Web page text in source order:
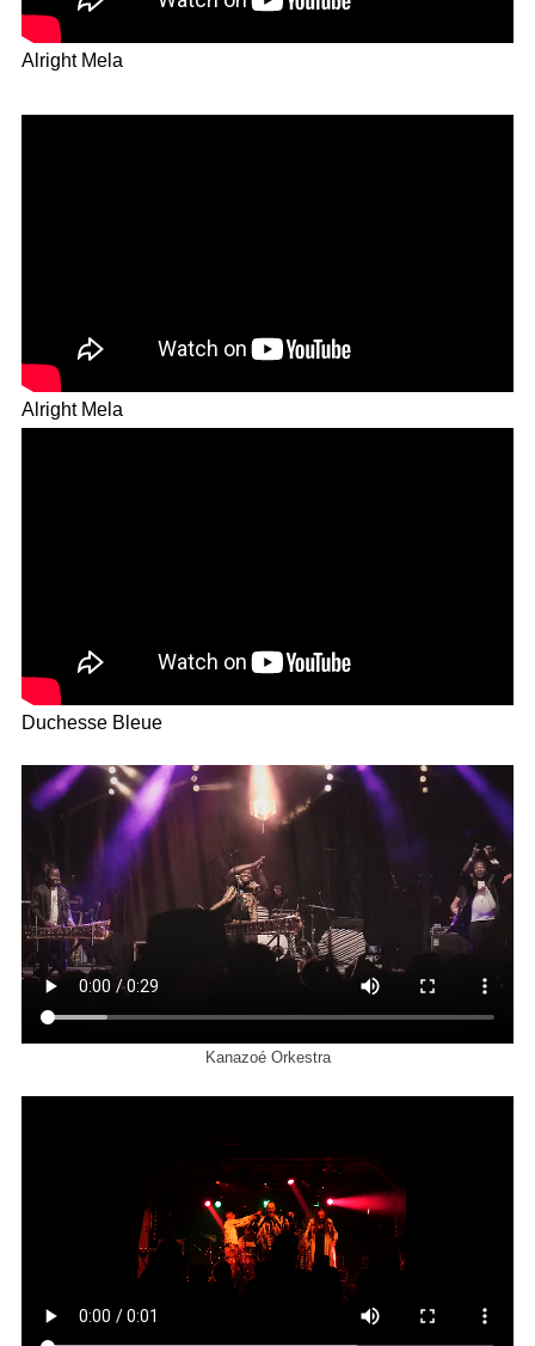
Alright Mela
Alright Mela
Duchesse Bleue
Kanazoé Orkestra